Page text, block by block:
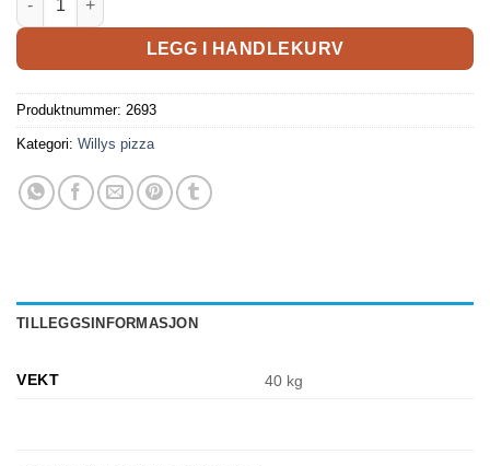
LEGG I HANDLEKURV
Produktnummer: 2693
Kategori: Willys pizza
TILLEGGSINFORMASJON
VEKT 40 kg